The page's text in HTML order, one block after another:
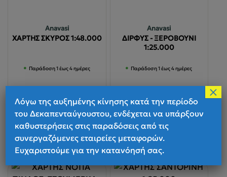
Anavasi
ΧΑΡΤΗΣ ΣΚΥΡΟΣ 1:48.000
Παράδοση 1 έως 4 ημέρες
€6.50
Προσθήκη στο καλάθι
Anavasi
ΔΙΡΦΥΣ - ΞΕΡΟΒΟΥΝΙ
1:25.000
Παράδοση 1 έως 4 ημέρες
€ 9.50
Προσθήκη στο καλάθι
Λόγω της αυξημένης κίνησης κατά την περίοδο
του Δεκαπενταύγουστου, ενδέχεται να υπάρξουν
καθυστερήσεις στις παραδόσεις από τις
συνεργαζόμενες εταιρείες μεταφορών.
Ευχαριστούμε για την κατανόησή σας.
×